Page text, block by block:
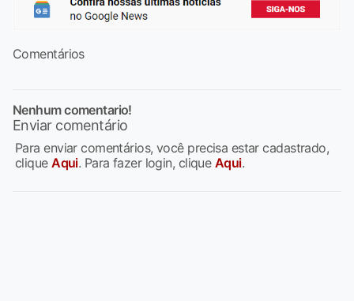
Comentários
Nenhum comentario!
Enviar comentário
Para enviar comentários, você precisa estar cadastrado,
cliqueAqui. Para fazer login, clique Aqui.